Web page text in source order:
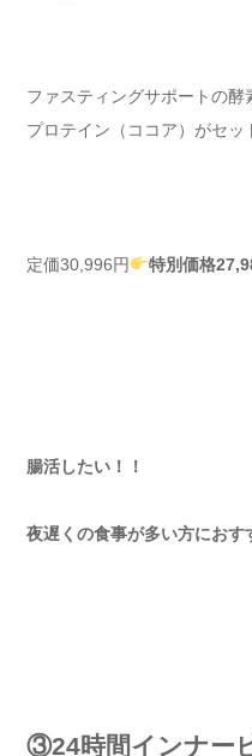
ファスティングサポートの酵
プロテイン（ココア）がセッ
定価30,996円 特別価格
腸活したい！！
夜遅くの食事が多い方におす
③24時間インナー